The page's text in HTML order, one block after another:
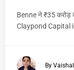
Benne ने ₹35 करोड़
Claypond Capital
By